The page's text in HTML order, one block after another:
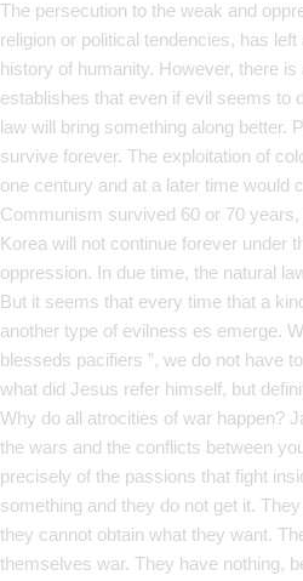
The persecution to the weak and
religion or political tendencies, has
history of humanity. However, there
establishes that even if evil seems to
law will bring something along better.
survive forever. The exploitation of
one century and at a later time would
Communism survived 60 or 70
Korea will not continue forever under
oppression. In due time, the natural
But it seems that every time that a
another type of evilness es emerge.
blesseds pacifiers ”, we do not have
what did Jesus refer himself, but
Why do all atrocities of war happen?
the wars and the conflicts between
precisely of the passions that fight
something and they do not get it.
they cannot obtain what they want.
themselves war. They have nothing,